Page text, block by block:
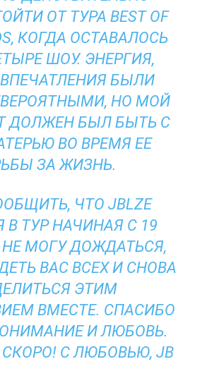
ОТ ТУРА BEST OF
КОГДА ОСТАВАЛОСЬ
ШОУ. ЭНЕРГИЯ,
БЫЛИ
НО МОЙ
ДОЛЖЕН БЫЛ БЫТЬ С
ВО ВРЕМЯ ЕЕ
ЗА ЖИЗНЬ.
ЧТО JBLZE
В ТУР НАЧИНАЯ С 19
МОГУ ДОЖДАТЬСЯ,
ВАС ВСЕХ И СНОВА
ЭТИМ
ВМЕСТЕ. СПАСИБО
И ЛЮБОВЬ.
С ЛЮБОВЬЮ, JB